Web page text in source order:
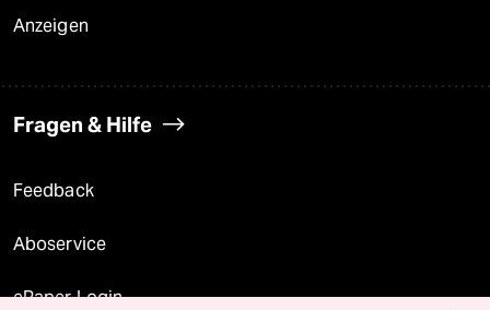
Anzeigen
Fragen & Hilfe
Feedback
Aboservice
ePaper Login